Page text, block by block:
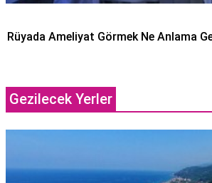
Rüyada Ameliyat Görmek Ne Anlama
Gezilecek Yerler